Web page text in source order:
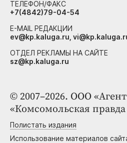
© 2007–2026. ООО
«Комсомольская правда
Полистать издания
Использование материалов
ТЕЛЕФОН/ФАКС
+7(4842)79-04-54
E-MAIL РЕДАКЦИИ
ev@kp.kaluga.ru,
ОТДЕЛ РЕКЛАМЫ НА САЙТЕ
sz@kp.kaluga.ru